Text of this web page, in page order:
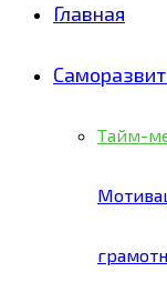
Главная
Тайм-